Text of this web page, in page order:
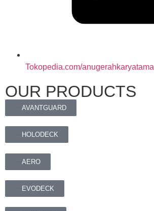
Tokopedia.com/anugerahkaryatama
OUR PRODUCTS
AVANTGUARD
HOLODECK
AERO
EVODECK